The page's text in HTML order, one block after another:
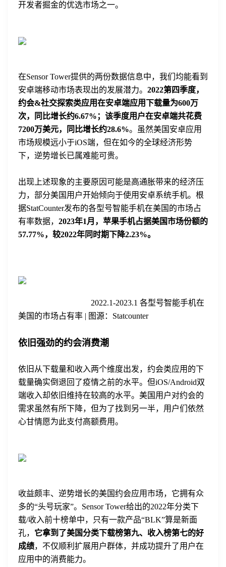
开发者掘金的优选市场之一。
在Sensor Tower提供的两份数据信息中，我们均能看到
安卓端移动市场表现出的发展潜力。 2022第四季度，
约会&社交探索类应用在安卓端应用下载量为600万
次，同比增长约6.67%；该季度用户在安卓端共花费
7200万美元，同比增长约28.6%。虽然美国安卓应用
市场规模远小于iOS端，但在如今的全球经济形势
下，逆势增长已属难能可贵。
出现上述现象的主要原因可能是高通胀带来的经济压
力，部分美国用户开始倾向于使用安卓系统手机。根
据StatCounter发布的各型号智能手机在美国的市场占
有率数据， 2023年1月，苹果手机占据美国市场份额的
57.77%，较2022年同时期下降2.23%。
2022.1-2023.1 各型号智能手机在
美国的市场占有率 | 图源：Statcounter
依旧强劲的约会消费潮
依旧从下载量和收入两个维度出发，约会类应用的下
载量确实倒退回了疫情之前的水平。但iOS/Android双
端收入却依旧维持在较高的水平。美国用户对约会的
需求虽然有所下降，但为了找到另一半，用户们依然
心甘情愿为此支付高额费用。
收益颇丰、逆势增长的美国约会应用市场，它拥有众
多的“头号玩家”。Sensor Tower给出的2022年分类下
载/收入前十榜单中，只有一款产品“BLK”算是新面
孔， 它拿到了美国分类下载榜第九、收入榜第七的好
成绩，不仅顺利扩展用户群体，并成功提升了用户在
应用中的消费能力。